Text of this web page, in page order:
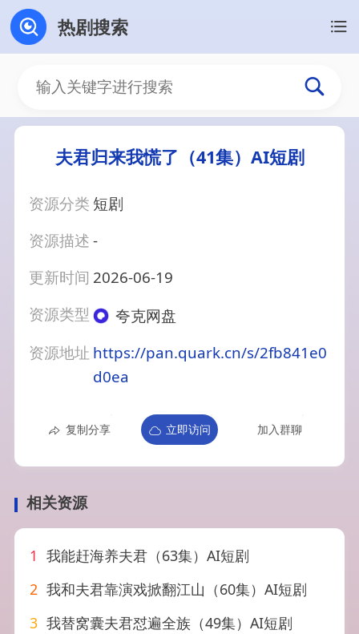
热剧搜索
夫君归来我慌了（41集）AI短剧
资源分类 短剧
资源描述-
更新时间 2026-06-19
资源类型
夸克网盘
资源地址 https://pan.quark.cn/s/2fb841e0
d0ea
复制分享 立即访问 加入群聊
相关资源
1 我能赶海养夫君（63集）AI短剧
2 我和夫君靠演戏掀翻江山（60集）AI短剧
3 我替窝囊夫君怼遍全族（49集）AI短剧